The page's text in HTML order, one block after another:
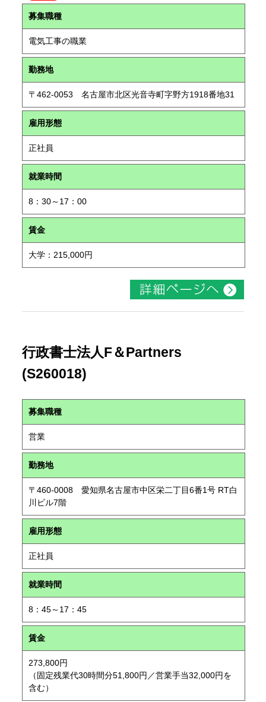
募集職種
電気工事の職業
勤務地
〒462-0053 名古屋市北区光音寺町字野方1918番地31
雇用形態
正社員
就業時間
8：30～17：00
賃金
大学：215,000円
行政書士法人F＆Partners
(S260018)
募集職種
営業
勤務地
〒460-0008 愛知県名古屋市中区栄二丁目6番1号 RT白
川ビル7階
雇用形態
正社員
就業時間
8：45～17：45
賃金
273,800円
（固定残業代30時間分51,800円／営業手当32,000円を
含む）